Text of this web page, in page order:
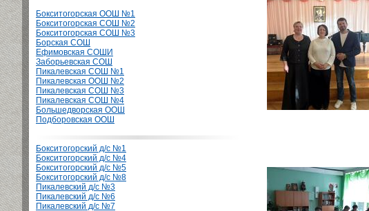
Бокситогорская ООШ №1
Бокситогорская СОШ №2
Бокситогорская СОШ №3
Борская СОШ
Ефимовская СОШИ
Заборьевская СОШ
Пикалевская СОШ №1
Пикалевская ООШ №2
Пикалевская СОШ №3
Пикалевская СОШ №4
Большедворская ООШ
Подборовская ООШ
Бокситогорский д/с №1
Бокситогорский д/с №4
Бокситогорский д/с №5
Бокситогорский д/с №8
Пикалевский д/с №3
Пикалевский д/с №6
Пикалевский д/с №7